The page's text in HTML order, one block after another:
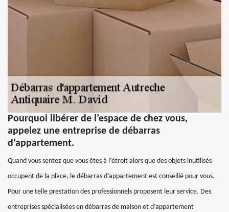
Pourquoi libérer de l’espace de chez vous,
appelez une entreprise de débarras
d’appartement.
Quand vous sentez que vous êtes à l’étroit alors que des objets inutilisés
occupent de la place, le débarras d’appartement est conseillé pour vous.
Pour une telle prestation des professionnels proposent leur service. Des
entreprises spécialisées en débarras de maison et d’appartement